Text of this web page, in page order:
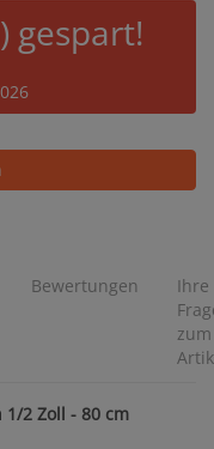
gespart!
Bewertungen
Ihre
zum
2 Zoll - 80 cm